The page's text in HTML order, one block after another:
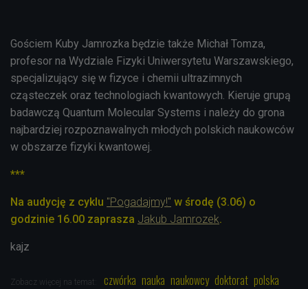
Gościem Kuby Jamrozka będzie także Michał Tomza,
profesor na Wydziale Fizyki Uniwersytetu Warszawskiego,
specjalizujący się w fizyce i chemii ultrazimnych
cząsteczek oraz technologiach kwantowych. Kieruje grupą
badawczą Quantum Molecular Systems i należy do grona
najbardziej rozpoznawalnych młodych polskich naukowców
w obszarze fizyki kwantowej.
***
Na audycję z cyklu "Pogadajmy!" w środę (3.06) o
godzinie 16.00 zaprasza Jakub Jamrozek.
kajz
Zobacz więcej na temat: czwórka nauka naukowcy doktorat polska